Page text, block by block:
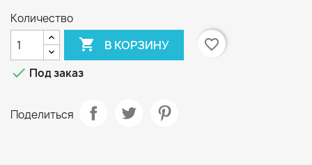
Количество
 В КОРЗИНУ
favorite_border
 Под заказ
Поделиться